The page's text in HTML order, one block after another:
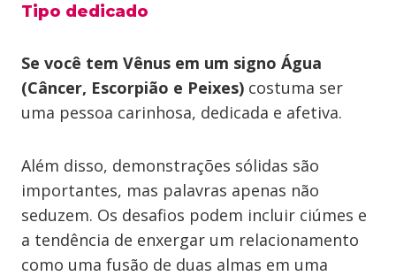
Tipo dedicado
Se você tem Vênus em um signo Água
(Câncer, Escorpião e Peixes) costuma ser
uma pessoa carinhosa, dedicada e afetiva.
Além disso, demonstrações sólidas são
importantes, mas palavras apenas não
seduzem. Os desafios podem incluir ciúmes e
a tendência de enxergar um relacionamento
como uma fusão de duas almas em uma